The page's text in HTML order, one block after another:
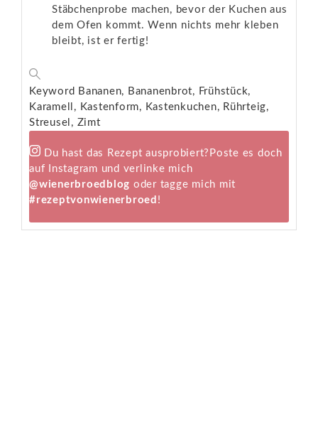
Stäbchenprobe machen, bevor der Kuchen aus
dem Ofen kommt. Wenn nichts mehr kleben
bleibt, ist er fertig!
Keyword Bananen, Bananenbrot, Frühstück,
Karamell, Kastenform, Kastenkuchen, Rührteig,
Streusel, Zimt
Du hast das Rezept ausprobiert? Poste es doch
auf Instagram und verlinke mich
@wienerbroedblog oder tagge mich mit
#rezeptvonwienerbroed !